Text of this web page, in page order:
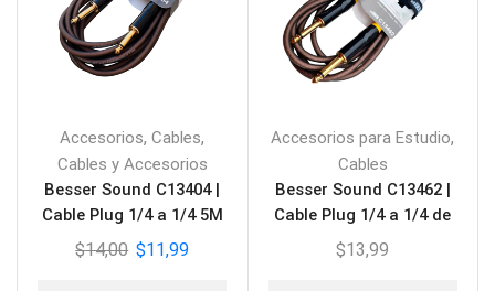
Accesorios,Cables,
Cables y Accesorios
Besser Sound C13404 |
Cable Plug 1/4 a 1/4 5M
$14,00 $11,99
Accesorios para Estudio,
Cables
Besser Sound C13462 |
Cable Plug 1/4 a 1/4 de
3M
$13,99